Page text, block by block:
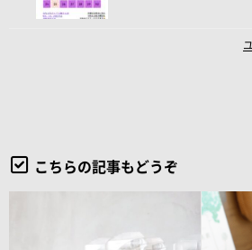
こちらの記事もどうぞ